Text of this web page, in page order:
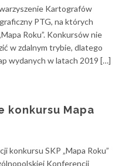
Kartografów
PTG, na których
Roku”. Konkursów nie
w zdalnym trybie, dlatego
wydanych w latach 2019 […]
konkursu Mapa
konkursu SKP „Mapa Roku”
Konferencji